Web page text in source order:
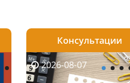
2026-08-06
2026-08-07
Консультации
2026-08-07
2026-07-30